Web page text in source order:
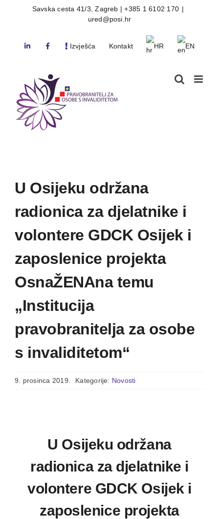
Savska cesta 41/3, Zagreb | +385 1 6102 170 |
ured@posi.hr
Izvješća Kontakt HR EN
U Osijeku održana
radionica za djelatnike i
volontere GDCK Osijek i
zaposlenice projekta
OsnaŽENAna temu
„Institucija
pravobranitelja za osobe
s invaliditetom“
9. prosinca 2019. Kategorije: Novosti
U Osijeku održana
radionica za djelatnike i
volontere GDCK Osijek i
zaposlenice projekta